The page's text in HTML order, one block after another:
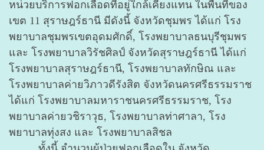
หน่วยบริการฟอกเลือดที่อยู่ใกล้เคียงแทน ในพื้นที่ของ
เขต 11 สุราษฎร์ธานี มีดังนี้ จังหวัดชุมพร ได้แก่ โรง
พยาบาลชุมพรเขตอุดมศักดิ์, โรงพยาบาลธนบุรีชุมพร
และ โรงพยาบาลวิรัชศิลป์ จังหวัดสุราษฎร์ธานี ได้แก่
โรงพยาบาลสุราษฎร์ธานี, โรงพยาบาลทักษิณ และ
โรงพยาบาลค่ายวิภาวดีรังสิต จังหวัดนครศรีธรรมราช
ได้แก่ โรงพยาบาลมหาราชนครศรีธรรมราช, โรง
พยาบาลค่ายวชิราวุธ, โรงพยาบาลท่าศาลา, โรง
พยาบาลทุ่งสง และ โรงพยาบาลสิชล